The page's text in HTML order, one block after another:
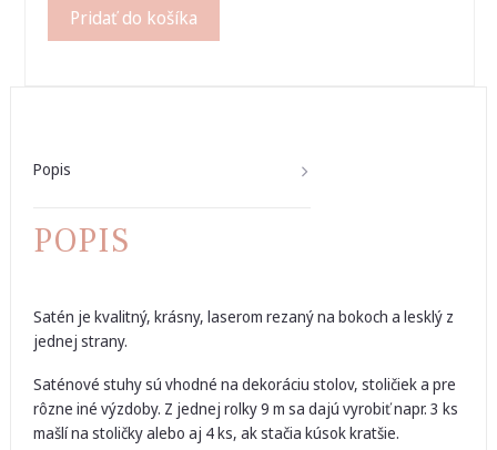
Pridať do košíka
Popis
POPIS
Satén je kvalitný, krásny, laserom rezaný na bokoch a lesklý z
jednej strany.
Saténové stuhy sú vhodné na dekoráciu stolov, stoličiek a pre
rôzne iné výzdoby. Z jednej rolky 9 m sa dajú vyrobiť napr. 3 ks
mašlí na stoličky alebo aj 4 ks, ak stačia kúsok kratšie.